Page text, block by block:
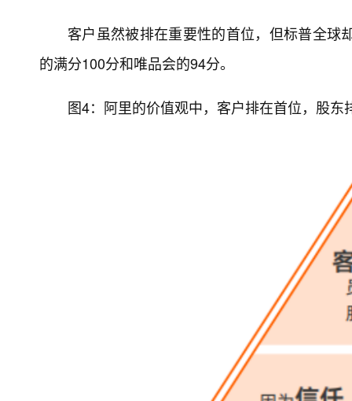
客户虽然被排在重要性的首位，但标普全球
的满分100分和唯品会的94分。
图4：阿里的价值观中，客户排在首位，股东